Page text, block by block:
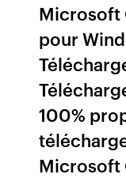
Microsoft
pour
100%
Microsoft